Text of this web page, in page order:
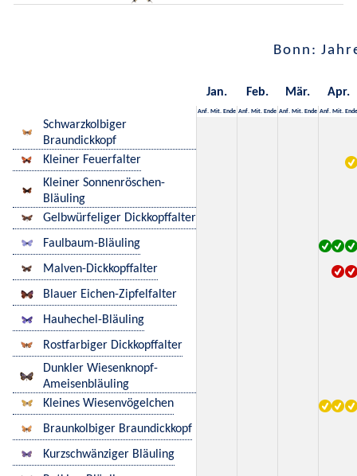
Bonn:
Jan. Feb. Mär. Apr.
Anf. Mit. Ende Anf. Mit. Ende Anf. Mit. Ende Anf. Mit. Ende
Schwarzkolbiger
Braundickkopf
Kleiner Feuerfalter
Kleiner Sonnenröschen-
Bläuling
Gelbwürfeliger Dickkopffalter
Faulbaum-Bläuling
Malven-Dickkopffalter
Blauer Eichen-Zipfelfalter
Hauhechel-Bläuling
Rostfarbiger Dickkopffalter
Dunkler Wiesenknopf-
Ameisenbläuling
Kleines Wiesenvögelchen
Braunkolbiger Braundickkopf
Kurzschwänziger Bläuling